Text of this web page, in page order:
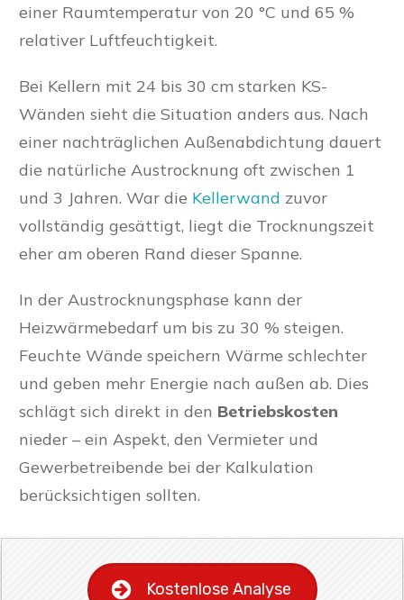
einer Raumtemperatur von 20 °C und 65 %
relativer Luftfeuchtigkeit.
Bei Kellern mit 24 bis 30 cm starken KS-
Wänden sieht die Situation anders aus. Nach
einer nachträglichen Außenabdichtung dauert
die natürliche Austrocknung oft zwischen 1
und 3 Jahren. War die Kellerwand zuvor
vollständig gesättigt, liegt die Trocknungszeit
eher am oberen Rand dieser Spanne.
In der Austrocknungsphase kann der
Heizwärmebedarf um bis zu 30 % steigen.
Feuchte Wände speichern Wärme schlechter
und geben mehr Energie nach außen ab. Dies
schlägt sich direkt in den Betriebskosten
nieder – ein Aspekt, den Vermieter und
Gewerbetreibende bei der Kalkulation
berücksichtigen sollten.
Kostenlose Analyse